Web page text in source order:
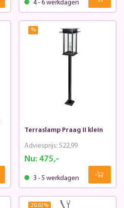
4 - 6 werkdagen
%
Terraslamp Praag II klein
Nu: 475,-
Adviesprijs: 522,99
3 - 5 werkdagen
20.02%